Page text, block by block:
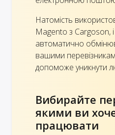
Натомість
Magento з Cargoson,
автоматично
вашими
допоможе уникнути
Вибирайте
якими ви
працювати